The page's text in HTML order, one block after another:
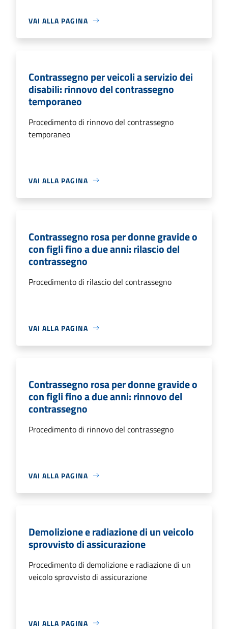
VAI ALLA PAGINA
Contrassegno per veicoli a servizio dei
disabili: rinnovo del contrassegno
temporaneo
Procedimento di rinnovo del contrassegno
temporaneo
VAI ALLA PAGINA
Contrassegno rosa per donne gravide o
con figli fino a due anni: rilascio del
contrassegno
Procedimento di rilascio del contrassegno
VAI ALLA PAGINA
Contrassegno rosa per donne gravide o
con figli fino a due anni: rinnovo del
contrassegno
Procedimento di rinnovo del contrassegno
VAI ALLA PAGINA
Demolizione e radiazione di un veicolo
sprovvisto di assicurazione
Procedimento di demolizione e radiazione di un
veicolo sprovvisto di assicurazione
VAI ALLA PAGINA